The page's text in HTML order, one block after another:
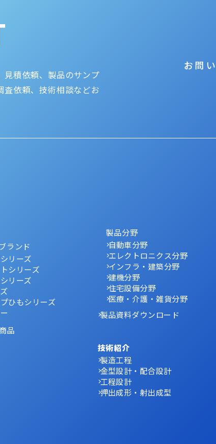
見積依頼、製品のサンプ
依頼、技術相談などお
お問
ランド
リーズ
シリーズ
リーズ
ひもシリーズ
品
製品分野
自動車分野
エレクトロニクス分野
インフラ・建築分野
建機分野
住宅設備分野
医療・介護・雑貨分野
製品資料ダウンロード
技術紹介
製造工程
金型設計・配合設計
工程設計
押出成形・射出成型